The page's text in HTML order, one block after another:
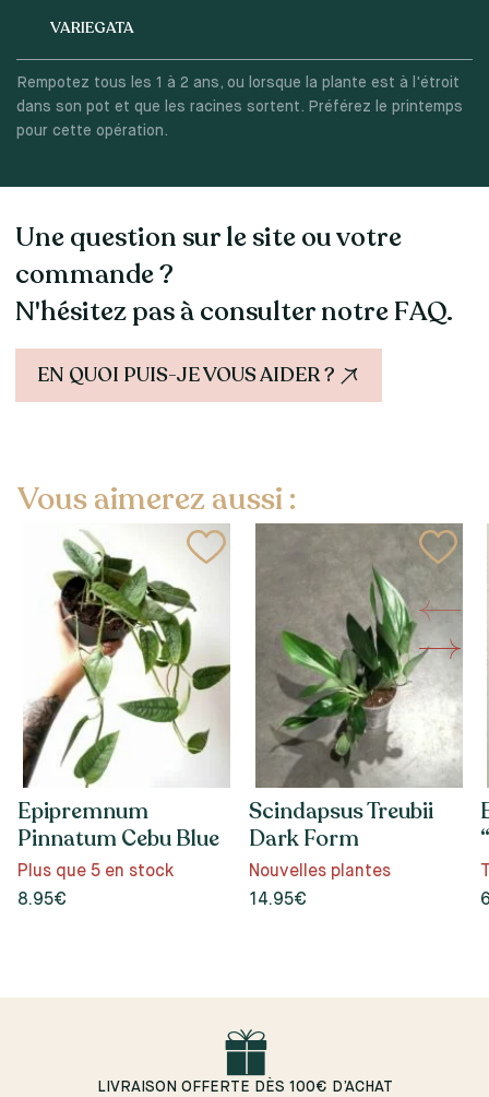
VARIEGATA
Rempotez tous les 1 à 2 ans, ou lorsque la plante est à l'étroit
dans son pot et que les racines sortent. Préférez le printemps
pour cette opération.
Une question sur le site ou votre
commande ?
N'hésitez pas à consulter notre FAQ.
EN QUOI PUIS-JE VOUS AIDER ?
Vous aimerez aussi :
Epipremnum
Pinnatum Cebu Blue
8.95€
Plus que 5 en stock
Scindapsus Treubii
Dark Form
14.95€
Nouvelles plantes
LIVRAISON OFFERTE DÈS 100€ D’ACHAT